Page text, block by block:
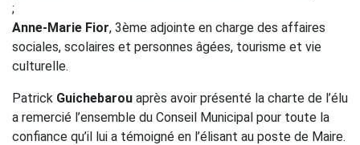
;
Anne-Marie Fior, 3ème adjointe en charge des affaires
sociales, scolaires et personnes âgées, tourisme et vie
culturelle.
Patrick Guichebarou après avoir présenté la charte de l’élu
a remercié l’ensemble du Conseil Municipal pour toute la
confiance qu’il lui a témoigné en l’élisant au poste de Maire.